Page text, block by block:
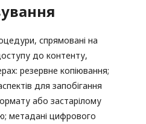
спрямовані на
до контенту,
резервне копіювання;
для запобігання
або застарілому
метадані цифрового